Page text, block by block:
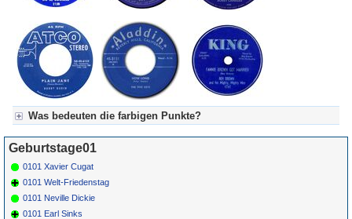
Was bedeuten die farbigen Punkte?
Für Axel's Tageskalender:
Grün = Kurzgeschichte
Grün! = fachlich bestimmt spannend, nicht verpassen!
Grün+ = Stundenbeitrag
Gelb = Kurzgeschichten oder Stundensendungen in Arbeit
Blau = Beschreibungstext (beschreibender Text)
Geburtstage01
0101 Xavier Cugat
0101 Welt-Friedenstag
0101 Neville Dickie
0101 Earl Sinks